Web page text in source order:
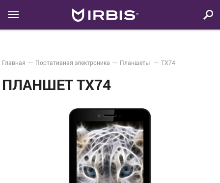
Главная Портативная электроника Планшеты TX74
ПЛАНШЕТ TX74